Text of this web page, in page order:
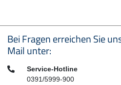
Seitenfußbereich
Bei Fragen erreichen Sie
Mail unter:
Telefon:Service-Hotline
0391/5999-900